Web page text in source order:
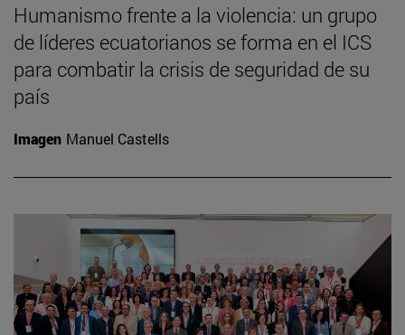
Humanismo frente a la violencia: un grupo
de líderes ecuatorianos se forma en el ICS
para combatir la crisis de seguridad de su
país
Imagen Manuel Castells